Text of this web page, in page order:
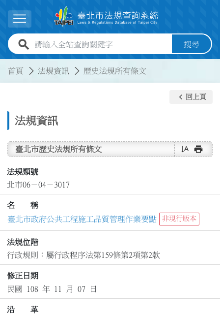
展開選單
全站查詢關鍵字欄位 搜尋
首頁 法規資訊 歷史法規所有條文
法規資訊
keyboard_arrow_left 回上頁
臺北市歷史法規所有條文 text_rotate_vertical print
法規類號
北市06－04－3017
名 稱
臺北市政府公共工程施工品質管理作業要點
非現行版本
法規位階
行政規則：屬行政程序法第159條第2項第2款
修正日期
民國 108 年 11 月 07 日
沿 革